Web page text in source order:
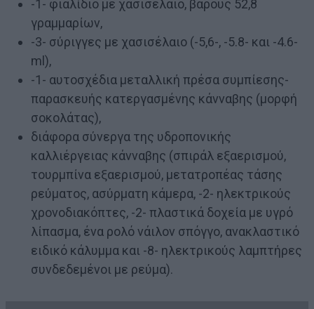
-1- φιαλίδιο με χασισέλαιο, βάρους 52,8
γραμμαρίων,
-3- σύριγγες με χασισέλαιο (-5,6-, -5.8- και -4.6-
ml),
-1- αυτοσχέδια μεταλλική πρέσα συμπίεσης-
παρασκευής κατεργασμένης κάνναβης (μορφή
σοκολάτας),
διάφορα σύνεργα της υδροπονικής
καλλιέργειας κάνναβης (σπιράλ εξαερισμού,
τουρμπίνα εξαερισμού, μετατροπέας τάσης
ρεύματος, ασύρματη κάμερα, -2- ηλεκτρικούς
χρονοδιακόπτες, -2- πλαστικά δοχεία με υγρό
λίπασμα, ένα ρολό νάιλον σπόγγο, ανακλαστικό
ειδικό κάλυμμα και -8- ηλεκτρικούς λαμπτήρες
συνδεδεμένοι με ρεύμα).